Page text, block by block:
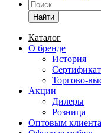
Найти
Каталог
О бренде
История
Торгово-
Акции
Дилеры
Розница
Оптовым